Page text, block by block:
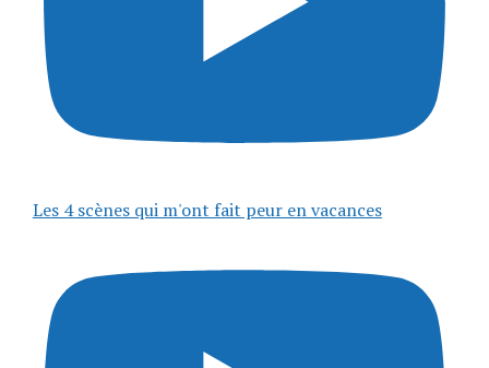
Les 4 scènes qui m'ont fait peur en vacances